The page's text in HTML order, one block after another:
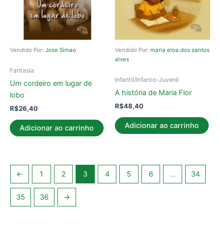
Vendido Por: Jose Simao
Fantasia
Um cordeiro em lugar de
lobo
R$26,40
Adicionar ao carrinho
Vendido Por: maria eloa.dos santos
alves
Infantil/Infanto-Juvenil
A história de Maria Flor
R$48,40
Adicionar ao carrinho
← 1 2 3 4 5 6 … 34
35 36 →